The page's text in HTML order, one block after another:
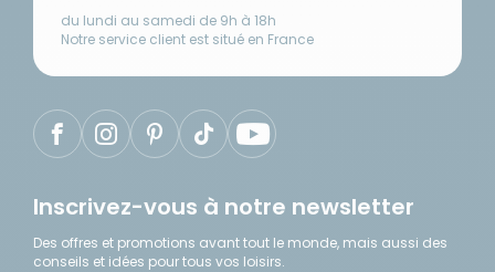
du lundi au samedi de 9h à 18h
Notre service client est situé en France
Inscrivez-vous à notre newsletter
Des offres et promotions avant tout le monde, mais aussi des
conseils et idées pour tous vos loisirs.